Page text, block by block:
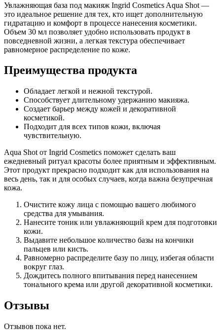
Увлажняющая база под макияж Ingrid Cosmetics Aqua Shot —
это идеальное решение для тех, кто ищет дополнительную
гидратацию и комфорт в процессе нанесения косметики.
Объем 30 мл позволяет удобно использовать продукт в
повседневной жизни, а легкая текстура обеспечивает
равномерное распределение по коже.
Преимущества продукта
Обладает легкой и нежной текстурой.
Способствует длительному удержанию макияжа.
Создает барьер между кожей и декоративной
косметикой.
Подходит для всех типов кожи, включая
чувствительную.
Aqua Shot от Ingrid Cosmetics поможет сделать ваш
ежедневный ритуал красоты более приятным и эффективным.
Этот продукт прекрасно подходит как для использования на
весь день, так и для особых случаев, когда важна безупречная
кожа.
Очистите кожу лица с помощью вашего любимого
средства для умывания.
Нанесите тоник или увлажняющий крем для подготовки
кожи.
Выдавите небольшое количество базы на кончики
пальцев или кисть.
Равномерно распределите базу по лицу, избегая области
вокруг глаз.
Дождитесь полного впитывания перед нанесением
тонального крема или другой декоративной косметики.
Отзывы
Отзывов пока нет.